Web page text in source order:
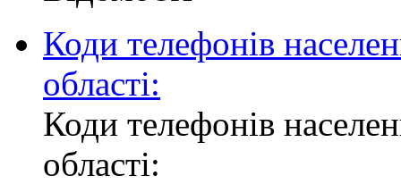
Коди телефонів
області:
Коди телефонів
області: